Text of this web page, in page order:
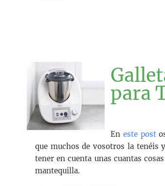
para
En este post
que muchos de vosotros la tenéis
tener en cuenta unas cuantas
mantequilla.